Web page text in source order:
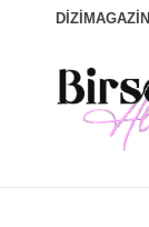
DİZİ MAGAZİN